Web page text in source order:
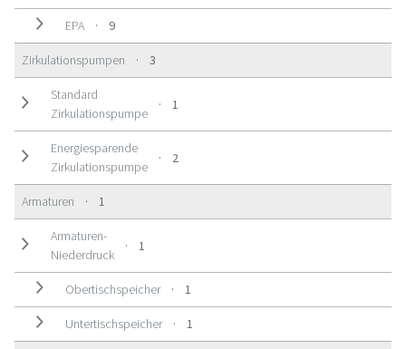
EPA 99 Produkte
Zirkulationspumpen 3
Standard
Zirkulationspumpe
1
Energiesparende
Zirkulationspumpe
2
Armaturen 1
Armaturen-
Niederdruck
1
Obertischspeicher 1
Untertischspeicher 1